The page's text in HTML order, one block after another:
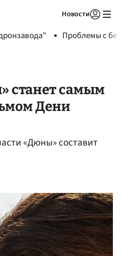
Новости
Проблемы с
станет самым
Дени
«Дюны» составит